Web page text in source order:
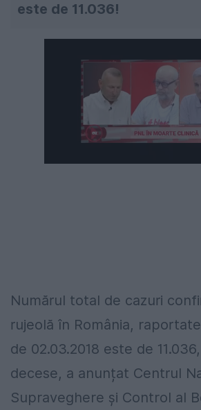
este de 11.036!
Numărul total de cazuri
rujeolă în România,
de 02.03.2018 este de
decese, a anunțat Centrul
Supraveghere și Control al